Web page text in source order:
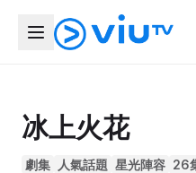
冰上火花
劇集 人氣話題 星光陣容 26